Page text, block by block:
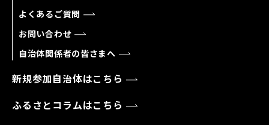
よくあるご質問
お問い合わせ
自治体関係者の皆さまへ
新規参加自治体はこちら
ふるさとコラムはこちら